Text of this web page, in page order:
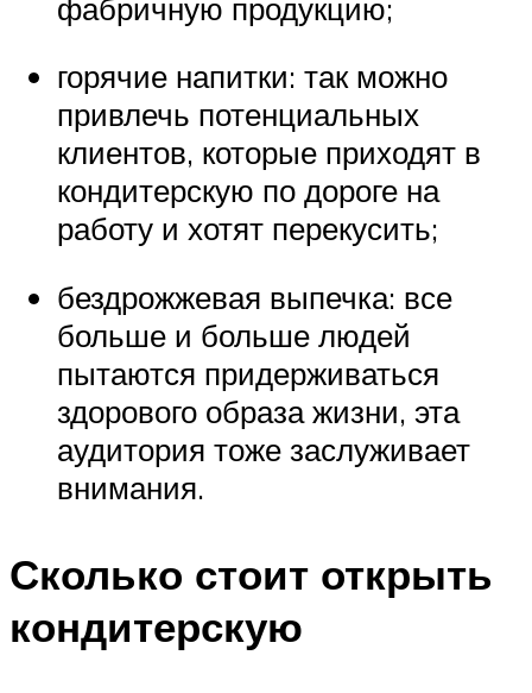
фабричную продукцию;
горячие напитки: так можно
привлечь потенциальных
клиентов, которые приходят в
кондитерскую по дороге на
работу и хотят перекусить;
бездрожжевая выпечка: все
больше и больше людей
пытаются придерживаться
здорового образа жизни, эта
аудитория тоже заслуживает
внимания.
Сколько стоит открыть
кондитерскую